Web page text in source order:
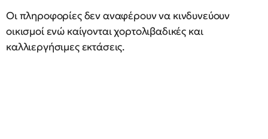
Οι πληροφορίες δεν αναφέρουν να κινδυνεύουν
οικισμοί ενώ καίγονται χορτολιβαδικές και
καλλιεργήσιμες εκτάσεις.